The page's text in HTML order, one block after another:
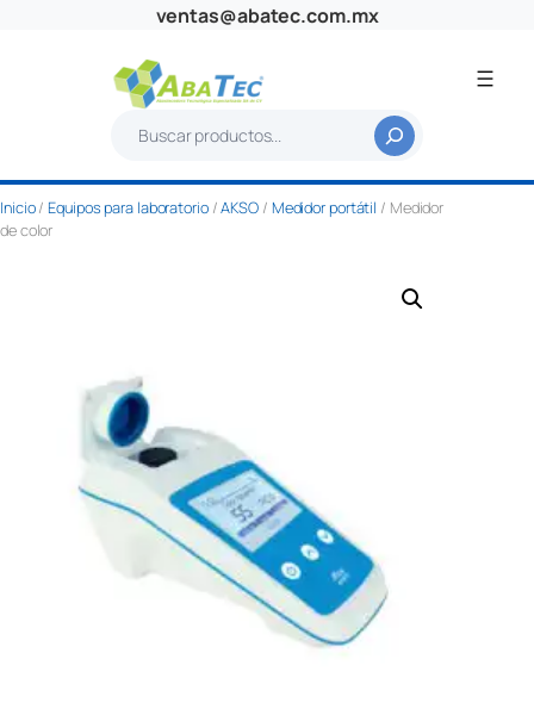
ventas@abatec.com.mx
s
c
Inicio/Equipos para laboratorio/AKSO / Medidor portátil / Medidor
de color